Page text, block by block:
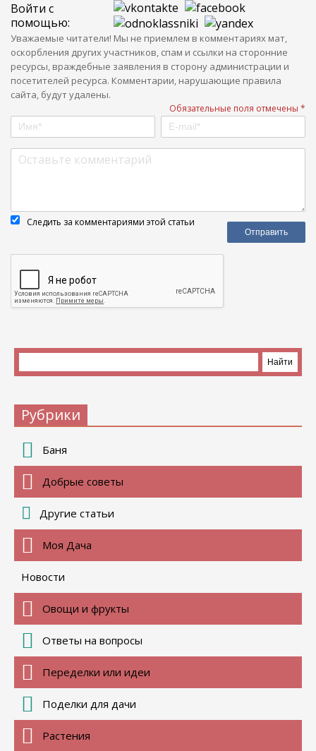
Войти с
помощью:
Уважаемые читатели! Мы не приемлем в комментариях мат,
оскорбления других участников, спам и ссылки на сторонние
ресурсы, враждебные заявления в сторону администрации и
посетителей ресурса. Комментарии, нарушающие правила
сайта, будут удалены.
Обязательные поля отмечены *
Следить за комментариями этой статьи
Рубрики
Баня
Добрые советы
Другие статьи
Моя Дача
Новости
Овощи и фрукты
Ответы на вопросы
Переделки или идеи
Поделки для дачи
Растения